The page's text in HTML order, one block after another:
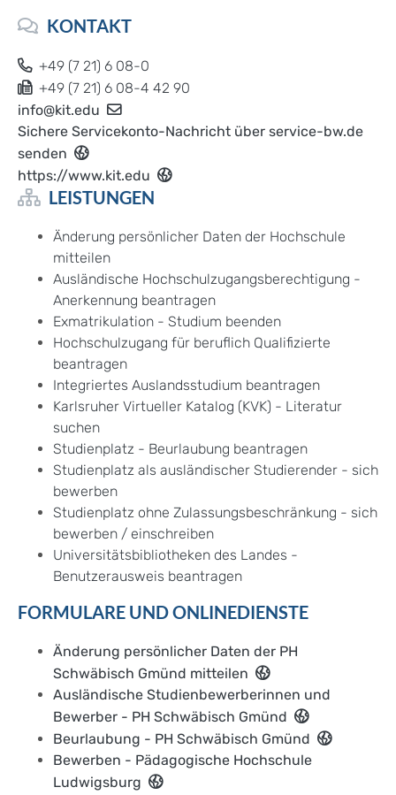
KONTAKT
+49 (7 21) 6 08-0
+49 (7 21) 6 08-4 42 90
info@kit.edu
Sichere Servicekonto-Nachricht über service-bw.de
senden
https://www.kit.edu
LEISTUNGEN
Änderung persönlicher Daten der Hochschule
mitteilen
Ausländische Hochschulzugangsberechtigung -
Anerkennung beantragen
Exmatrikulation - Studium beenden
Hochschulzugang für beruflich Qualifizierte
beantragen
Integriertes Auslandsstudium beantragen
Karlsruher Virtueller Katalog (KVK) - Literatur
suchen
Studienplatz - Beurlaubung beantragen
Studienplatz als ausländischer Studierender - sich
bewerben
Studienplatz ohne Zulassungsbeschränkung - sich
bewerben / einschreiben
Universitätsbibliotheken des Landes -
Benutzerausweis beantragen
FORMULARE UND ONLINEDIENSTE
Änderung persönlicher Daten der PH
Schwäbisch Gmünd mitteilen
Ausländische Studienbewerberinnen und
Bewerber - PH Schwäbisch Gmünd
Beurlaubung - PH Schwäbisch Gmünd
Bewerben - Pädagogische Hochschule
Ludwigsburg